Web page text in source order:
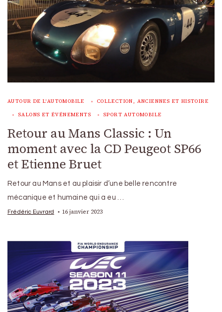
AUTOUR DE L'AUTOMOBILE COLLECTION, ANCIENNES ET HISTOIRE
SALONS ET ÉVÉNEMENTS SPORT AUTOMOBILE
Retour au Mans Classic : Un
moment avec la CD Peugeot SP66
et Etienne Bruet
Retour au Mans et au plaisir d’une belle rencontre
mécanique et humaine qui a eu …
Frédéric Euvrard 16 janvier 2023